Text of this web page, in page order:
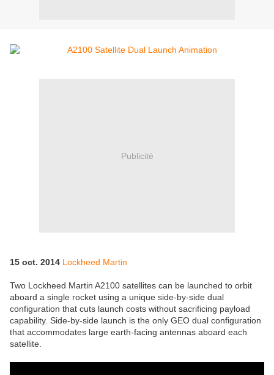
Publicité
15 oct. 2014 Lockheed Martin
Two Lockheed Martin A2100 satellites can be launched to orbit
aboard a single rocket using a unique side-by-side dual
configuration that cuts launch costs without sacrificing payload
capability. Side-by-side launch is the only GEO dual configuration
that accommodates large earth-facing antennas aboard each
satellite.